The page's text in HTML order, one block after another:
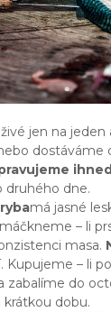
jen na jeden
dostáváme
ihned
druhého dne.
má jasné
– li
masa.
Kupujeme – li
zabalíme do
krátkou dobu.